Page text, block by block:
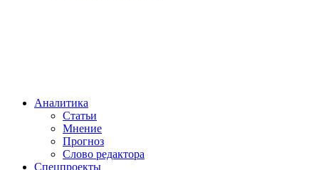
Аналитика
Статьи
Мнение
Прогноз
Cлово редактора
Спецпроекты